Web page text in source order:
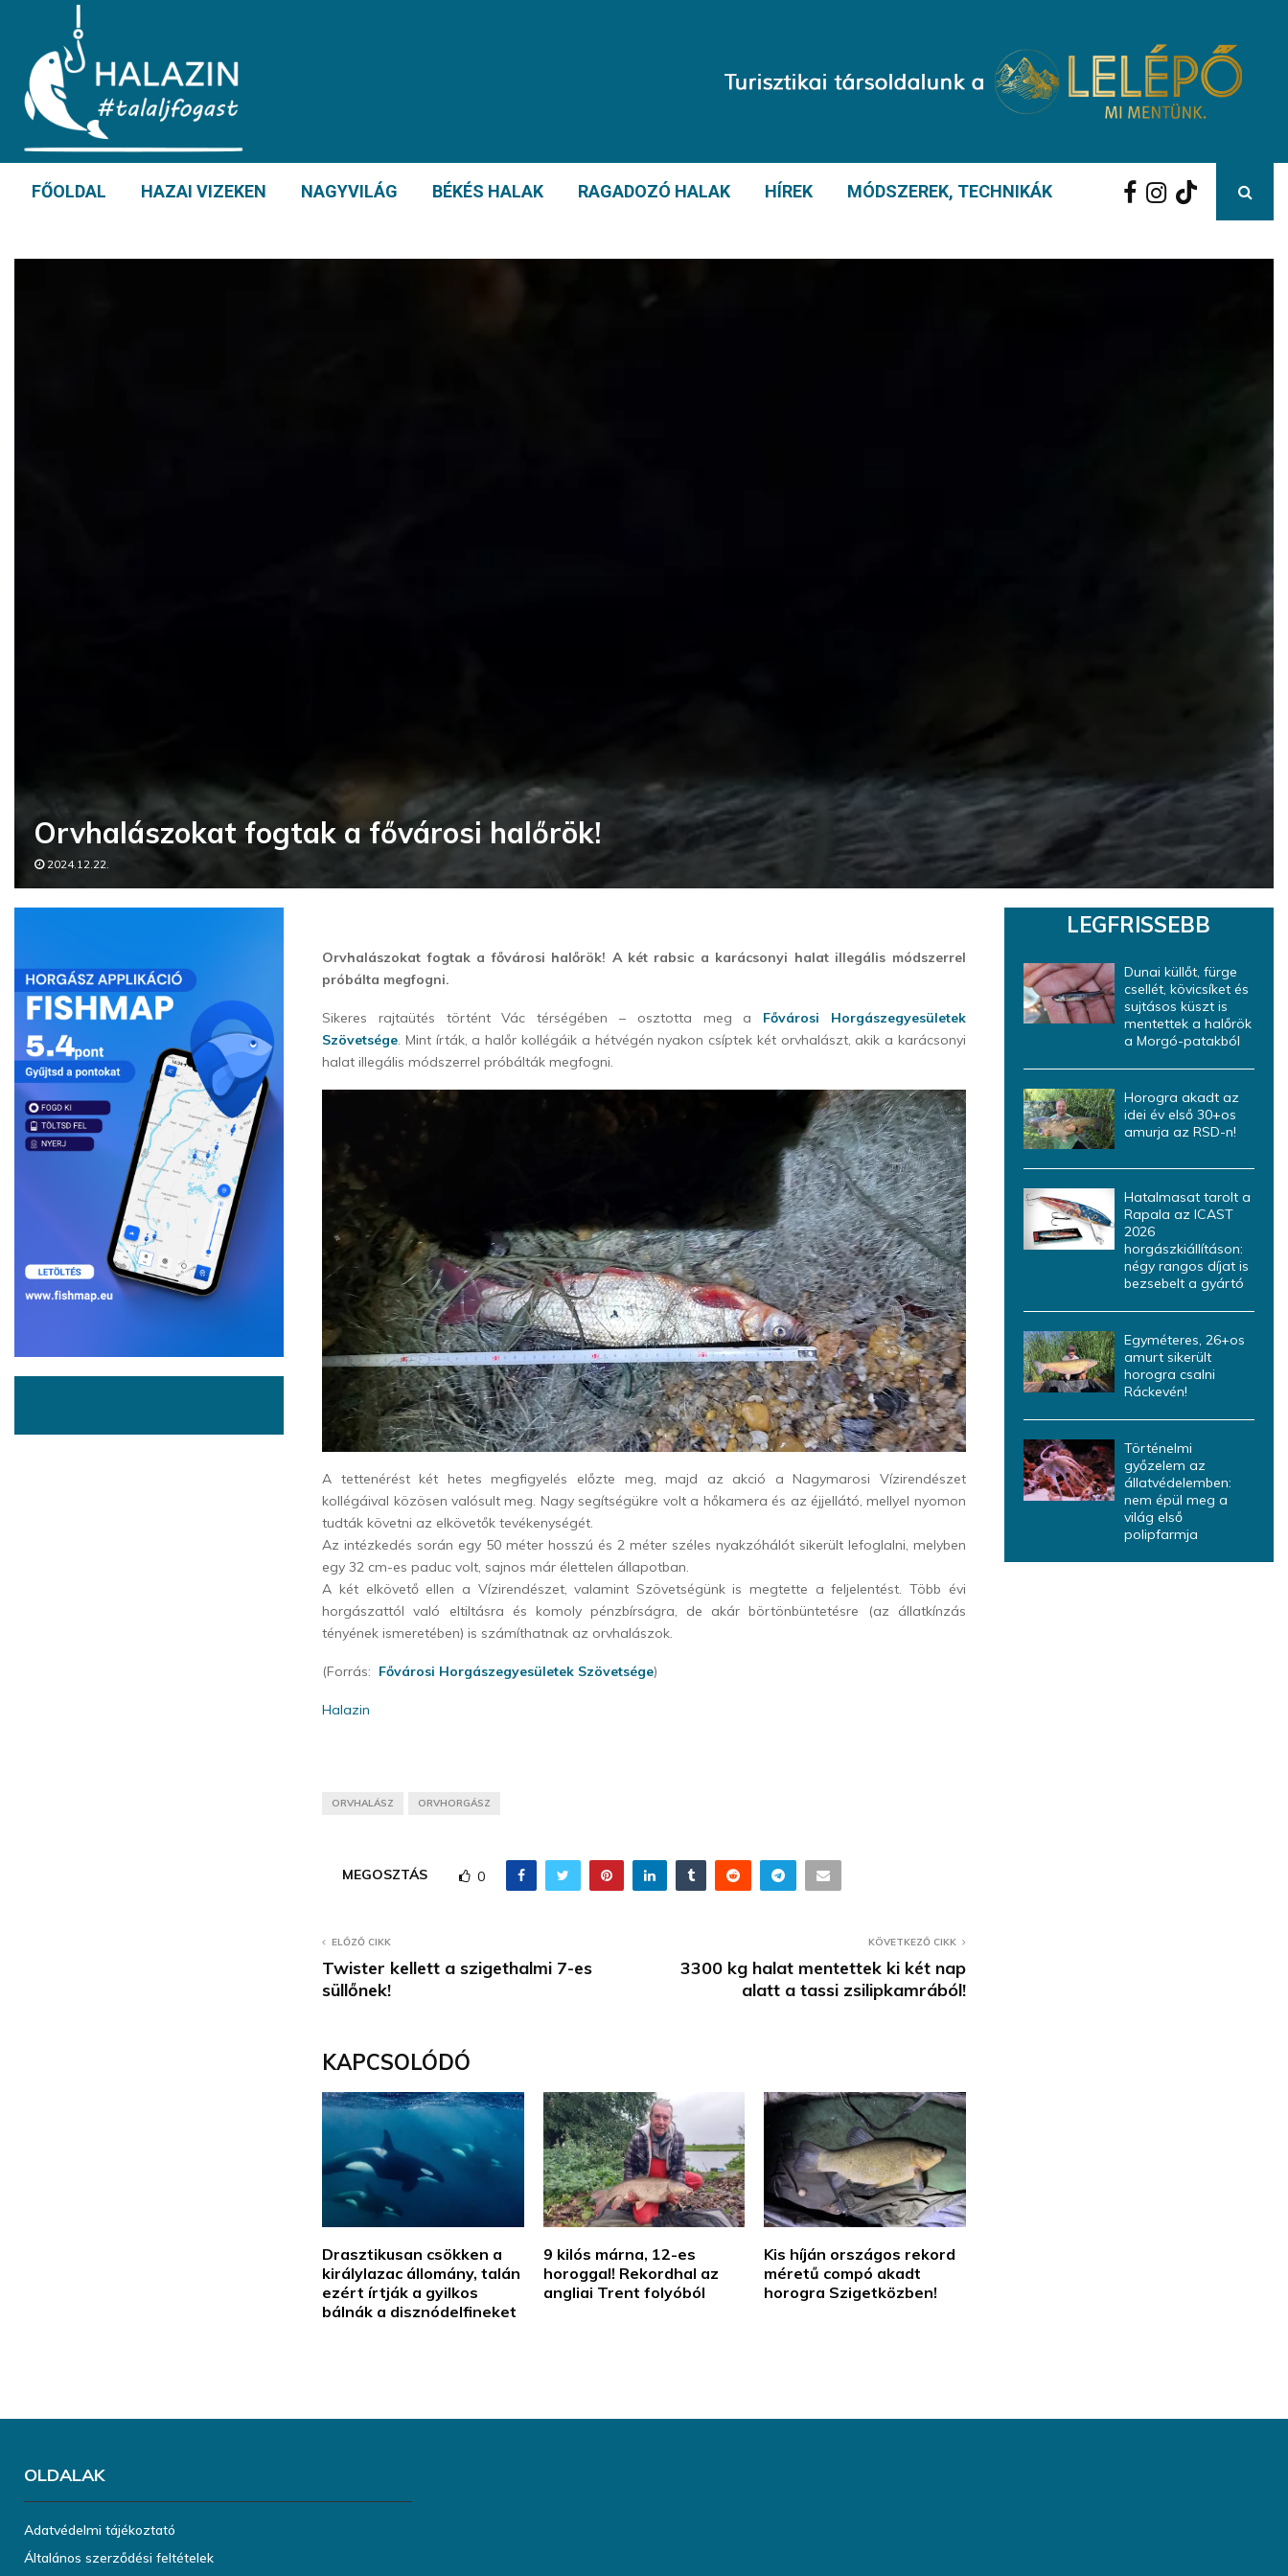
FŐOLDAL HAZAI VIZEKEN NAGYVILÁG BÉKÉS HALAK RAGADOZÓ HALAK HÍREK MÓDSZEREK, TECHNIKÁK
Orvhalászokat fogtak a fővárosi halőrök!
2024.12.22.
Orvhalászokat fogtak a fővárosi halőrök! A két rabsic a karácsonyi halat illegális módszerrel
próbálta megfogni.
Sikeres rajtaütés történt Vác térségében – osztotta meg a Fővárosi Horgászegyesületek
Szövetsége. Mint írták, a halőr kollégáik a hétvégén nyakon csíptek két orvhalászt, akik a karácsonyi
halat illegális módszerrel próbálták megfogni.
A tettenérést két hetes megfigyelés előzte meg, majd az akció a Nagymarosi Vízirendészet
kollégáival közösen valósult meg. Nagy segítségükre volt a hőkamera és az éjjellátó, mellyel nyomon
tudták követni az elkövetők tevékenységét.
Az intézkedés során egy 50 méter hosszú és 2 méter széles nyakzóhálót sikerült lefoglalni, melyben
egy 32 cm-es paduc volt, sajnos már élettelen állapotban.
A két elkövető ellen a Vízirendészet, valamint Szövetségünk is megtette a feljelentést. Több évi
horgászattól való eltiltásra és komoly pénzbírságra, de akár börtönbüntetésre (az állatkínzás
tényének ismeretében) is számíthatnak az orvhalászok.
(Forrás: Fővárosi Horgászegyesületek Szövetsége)
Halazin
ORVHALÁSZ ORVHORGÁSZ
MEGOSZTÁS 0
ELŐZŐ CIKK
Twister kellett a szigethalmi 7-es
süllőnek!
KÖVETKEZŐ CIKK
3300 kg halat mentettek ki két nap
alatt a tassi zsilipkamrából!
KAPCSOLÓDÓ
Drasztikusan csökken a
királylazac állomány, talán
ezért írtják a gyilkos
bálnák a disznódelfineket
9 kilós márna, 12-es
horoggal! Rekordhal az
angliai Trent folyóból
Kis híján országos rekord
méretű compó akadt
horogra Szigetközben!
LEGFRISSEBB
Dunai küllőt, fürge
csellét, kövicsíket és
sujtásos küszt is
mentettek a halőrök
a Morgó-patakból
Horogra akadt az
idei év első 30+os
amurja az RSD-n!
Hatalmasat tarolt a
Rapala az ICAST
2026
horgászkiállításon:
négy rangos díjat is
bezsebelt a gyártó
Egyméteres, 26+os
amurt sikerült
horogra csalni
Ráckevén!
Történelmi
győzelem az
állatvédelemben:
nem épül meg a
világ első
polipfarmja
OLDALAK
Adatvédelmi tájékoztató
Általános szerződési feltételek